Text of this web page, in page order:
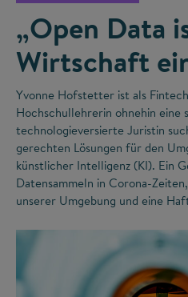
„Open Data
Wirtschaft
Yvonne Hofstetter ist als
Hochschullehrerin ohnehin eine
technologieversierte Juristin
gerechten Lösungen für den
künstlicher Intelligenz (KI). Ein
Datensammeln in Corona-
unserer Umgebung und eine